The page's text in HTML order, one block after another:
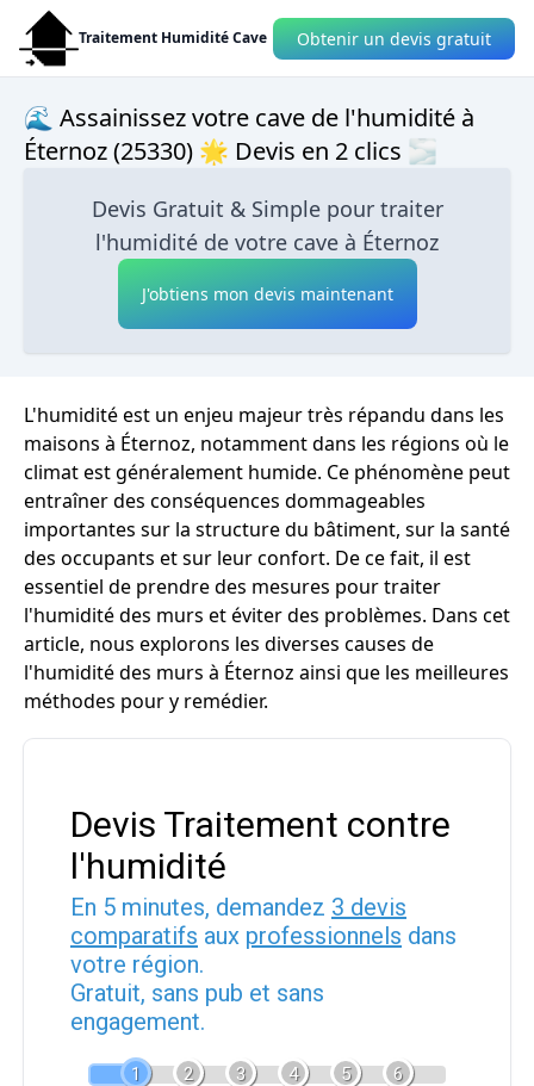
Traitement Humidité Cave Obtenir un devis gratuit
🌊 Assainissez votre cave de l'humidité à
Éternoz (25330) 🌟 Devis en 2 clics 🌫
Devis Gratuit & Simple pour traiter
l'humidité de votre cave à Éternoz
J'obtiens mon devis maintenant
L'humidité est un enjeu majeur très répandu dans les
maisons à Éternoz, notamment dans les régions où le
climat est généralement humide. Ce phénomène peut
entraîner des conséquences dommageables
importantes sur la structure du bâtiment, sur la santé
des occupants et sur leur confort. De ce fait, il est
essentiel de prendre des mesures pour traiter
l'humidité des murs et éviter des problèmes. Dans cet
article, nous explorons les diverses causes de
l'humidité des murs à Éternoz ainsi que les meilleures
méthodes pour y remédier.
Devis Traitement contre
l'humidité
En 5 minutes, demandez 3 devis
comparatifs aux professionnels dans
votre région.
Gratuit, sans pub et sans
engagement.
1 2 3 4 5 6